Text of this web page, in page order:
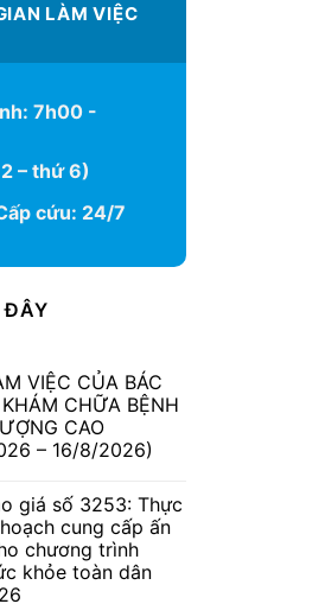
LÀM VIỆC
7h00 -
– thứ 6)
cứu: 24/7
ĐÂY
VIỆC CỦA BÁC
CHỮA BỆNH
CAO
– 16/8/2026)
giá số 3253: Thực
cung cấp ấn
chương trình
khỏe toàn dân